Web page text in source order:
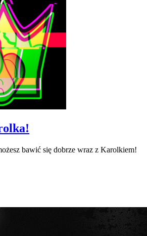
bawić się dobrze wraz z Karolkiem!